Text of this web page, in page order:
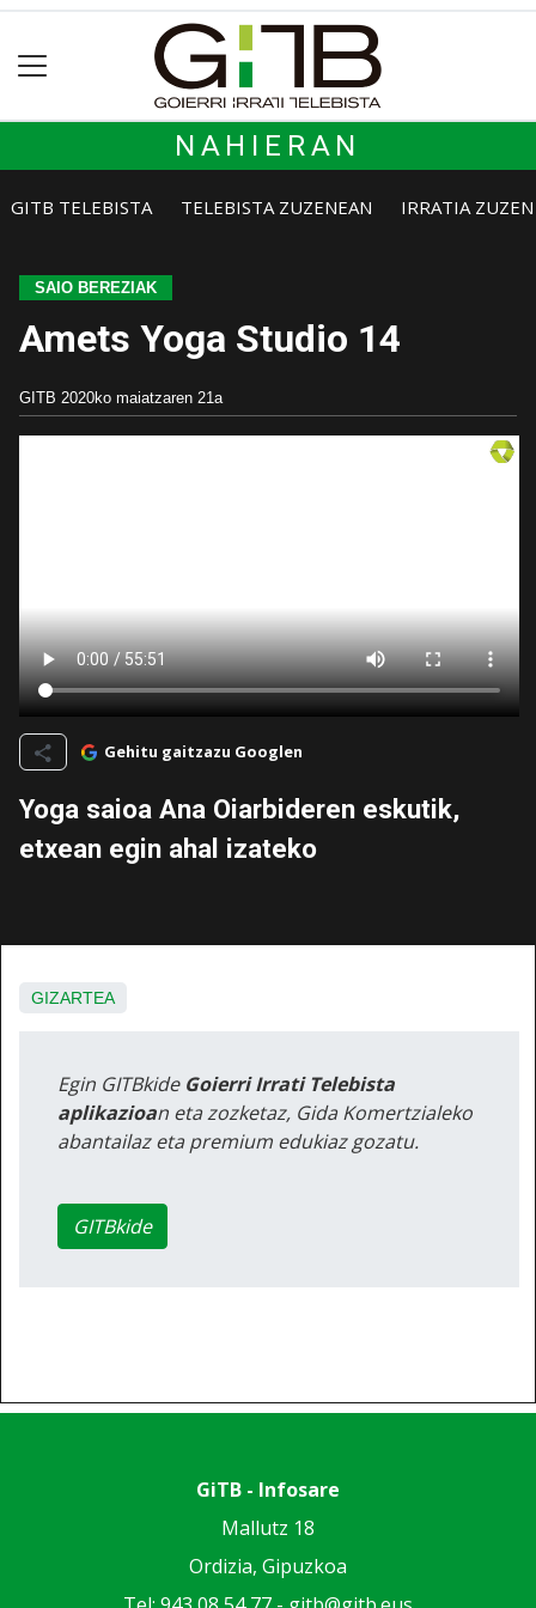
NAHIERAN
GITB TELEBISTA TELEBISTA ZUZENEAN IRRATIA
SAIO BEREZIAK
Amets Yoga Studio 14
GITB 2020ko maiatzaren 21a
Gehitu gaitzazu Googlen
Yoga saioa Ana Oiarbideren eskutik,
etxean egin ahal izateko
GIZARTEA
Egin GITBkide Goierri Irrati Telebista
aplikazioan eta zozketaz, Gida Komertzialeko
abantailaz eta premium edukiaz gozatu.
GITBkide
GiTB - Infosare
Mallutz 18
Ordizia, Gipuzkoa